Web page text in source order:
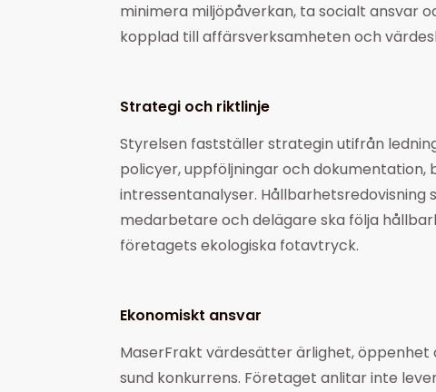
minimera miljöpåverkan, ta socialt ansvar
kopplad till affärsverksamheten och
Strategi och riktlinje
Styrelsen fastställer strategin utifrån
policyer, uppföljningar och
intressentanalyser. Hållbarhetsredovisning
medarbetare och delägare ska följa
företagets ekologiska fotavtryck.
Ekonomiskt ansvar
MaserFrakt värdesätter ärlighet,
sund konkurrens. Företaget anlitar inte